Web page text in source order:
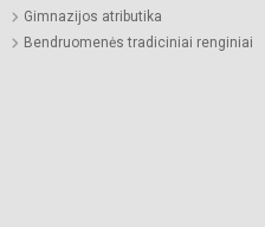
Gimnazijos atributika
Bendruomenės tradiciniai renginiai